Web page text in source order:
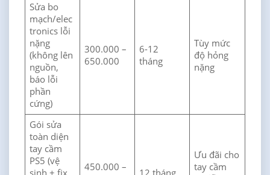
Sửa bo
mạch/elec
tronics lỗi
nặng
(không lên
nguồn,
báo lỗi
phần
cứng)
300.000 –
650.000
6-12
tháng
Tùy mức
độ hỏng
nặng
Gói sửa
toàn diện
tay cầm
PS5 (vệ
450.000 –
Ưu đãi cho
tay cầm